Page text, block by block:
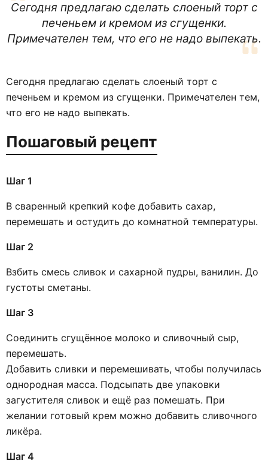
Сегодня предлагаю сделать слоеный торт с
печеньем и кремом из сгущенки.
Примечателен тем, что его не надо выпекать.
Сегодня предлагаю сделать слоеный торт с
печеньем и кремом из сгущенки. Примечателен тем,
что его не надо выпекать.
Пошаговый рецепт
Шаг 1
В сваренный крепкий кофе добавить сахар,
перемешать и остудить до комнатной температуры.
Шаг 2
Взбить смесь сливок и сахарной пудры, ванилин. До
густоты сметаны.
Шаг 3
Соединить сгущённое молоко и сливочный сыр,
перемешать.
Добавить сливки и перемешивать, чтобы получилась
однородная масса. Подсыпать две упаковки
загустителя сливок и ещё раз помешать. При
желании готовый крем можно добавить сливочного
ликёра.
Шаг 4